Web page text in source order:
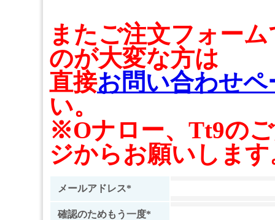
またご注文フォー
のが大変な方は
直接お問い合わせペ
い。
※Oナロー、Tt9の
ジからお願いします
メールアドレス*
確認のためもう一度*